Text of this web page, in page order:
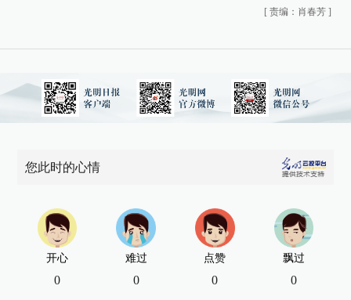
[ 责编：肖春芳 ]
您此时的心情
开心
0
难过
0
点赞
0
飘过
0